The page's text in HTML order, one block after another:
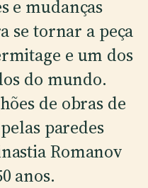
e mudanças
se tornar a peça
e um dos
do mundo.
de obras de
paredes
Romanov
anos.